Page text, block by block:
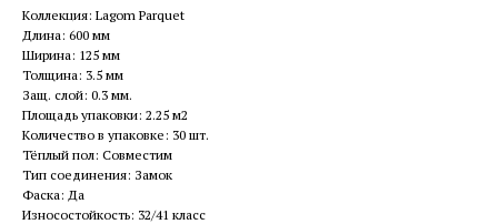
Коллекция: Lagom Parquet
Длина: 600 мм
Ширина: 125 мм
Толщина: 3.5 мм
Защ. слой: 0.3 мм.
Площадь упаковки: 2.25 м2
Количество в упаковке: 30 шт.
Тёплый пол: Cовместим
Тип соединения: Замок
Фаска: Да
Износостойкость: 32/41 класс